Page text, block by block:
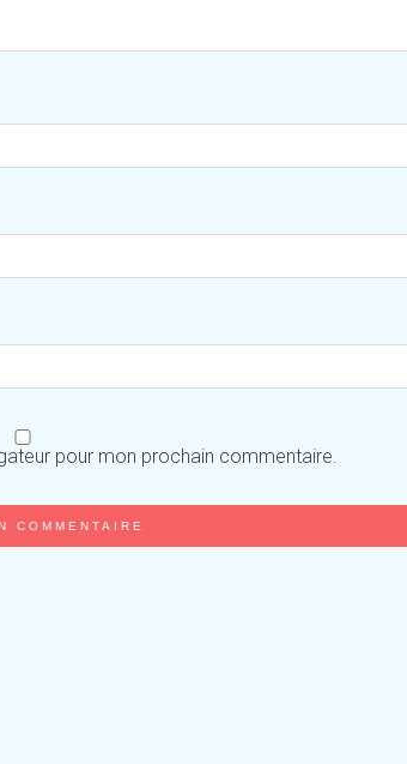
pour mon prochain commentaire.